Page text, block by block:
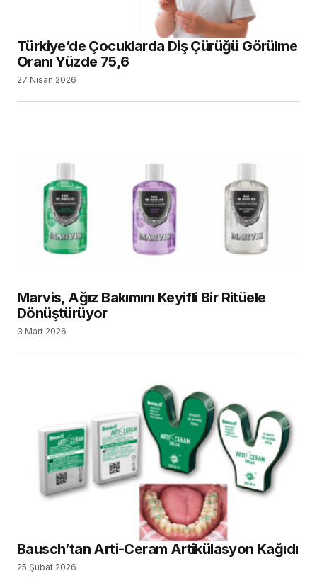
Türkiye’de Çocuklarda Diş Çürüğü Görülme
Oranı Yüzde 75,6
27 Nisan 2026
Marvis, Ağız Bakımını Keyifli Bir Ritüele
Dönüştürüyor
3 Mart 2026
Bausch’tan Arti-Ceram Artikülasyon Kağıdı
25 Şubat 2026